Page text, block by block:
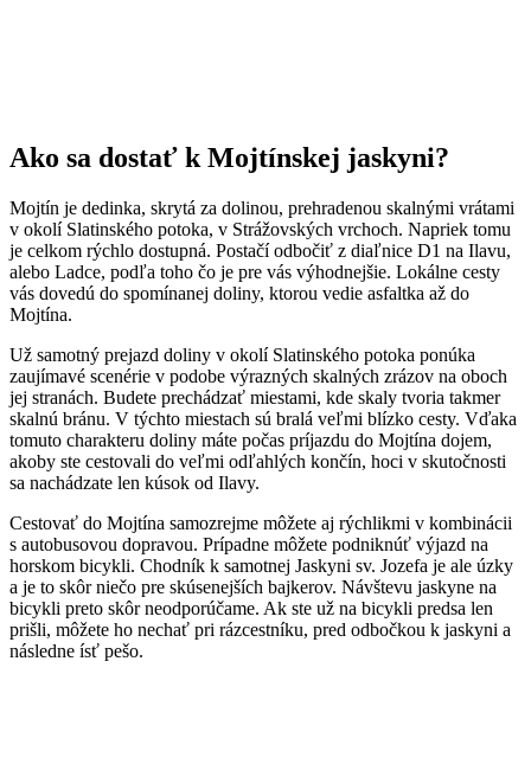
Ako sa dostať k Mojtínskej jaskyni?
Mojtín je dedinka, skrytá za dolinou, prehradenou skalnými vrátami
v okolí Slatinského potoka, v Strážovských vrchoch. Napriek tomu
je celkom rýchlo dostupná. Postačí odbočiť z diaľnice D1 na Ilavu,
alebo Ladce, podľa toho čo je pre vás výhodnejšie. Lokálne cesty
vás dovedú do spomínanej doliny, ktorou vedie asfaltka až do
Mojtína.
Už samotný prejazd doliny v okolí Slatinského potoka ponúka
zaujímavé scenérie v podobe výrazných skalných zrázov na oboch
jej stranách. Budete prechádzať miestami, kde skaly tvoria takmer
skalnú bránu. V týchto miestach sú bralá veľmi blízko cesty. Vďaka
tomuto charakteru doliny máte počas príjazdu do Mojtína dojem,
akoby ste cestovali do veľmi odľahlých končín, hoci v skutočnosti
sa nachádzate len kúsok od Ilavy.
Cestovať do Mojtína samozrejme môžete aj rýchlikmi v kombinácii
s autobusovou dopravou. Prípadne môžete podniknúť výjazd na
horskom bicykli. Chodník k samotnej Jaskyni sv. Jozefa je ale úzky
a je to skôr niečo pre skúsenejších bajkerov. Návštevu jaskyne na
bicykli preto skôr neodporúčame. Ak ste už na bicykli predsa len
prišli, môžete ho nechať pri rázcestníku, pred odbočkou k jaskyni a
následne ísť pešo.